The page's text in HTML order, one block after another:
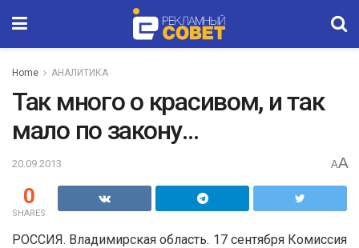
Home АНАЛИТИКА
Так много о красивом, и так
мало по закону…
20.09.2013 AA
0
SHARES
РОССИЯ. Владимирская область. 17 сентября Комиссия